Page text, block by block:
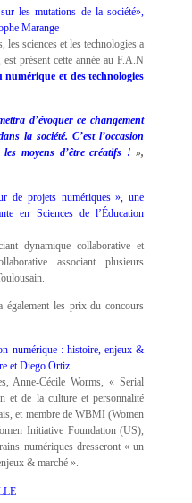
les mutations de la société»,
Marange
sciences et les technologies a
présent cette année au F.A.N
numérique et des technologies
d’évoquer ce changement
la société. C’est l’occasion
moyens d’être créatifs ! »,
de projets numériques », une
en Sciences de l’Éducation
dynamique collaborative et
associant plusieurs
également les prix du concours
numérique : histoire, enjeux &
et Diego Ortiz
Anne-Cécile Worms, « Serial
et de la culture et personnalité
et membre de WBMI (Women
Initiative Foundation (US),
numériques dresseront « un
& marché ».